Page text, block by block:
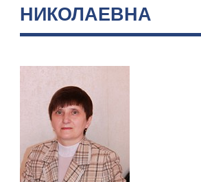
НИКОЛАЕВНА